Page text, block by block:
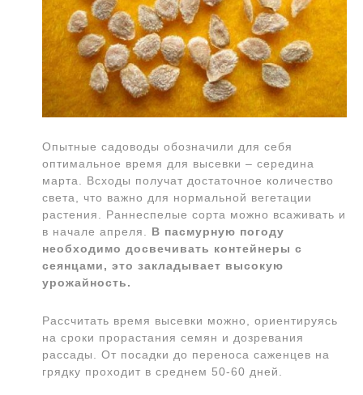
Опытные садоводы обозначили для себя
оптимальное время для высевки – середина
марта. Всходы получат достаточное количество
света, что важно для нормальной вегетации
растения. Раннеспелые сорта можно всаживать и
в начале апреля. В пасмурную погоду
необходимо досвечивать контейнеры с
сеянцами, это закладывает высокую
урожайность.
Рассчитать время высевки можно, ориентируясь
на сроки прорастания семян и дозревания
рассады. От посадки до переноса саженцев на
грядку проходит в среднем 50-60 дней.